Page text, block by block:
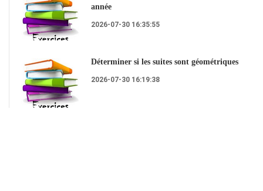
année
2026-07-30 16:35:55
Déterminer si les suites sont géométriques
2026-07-30 16:19:38